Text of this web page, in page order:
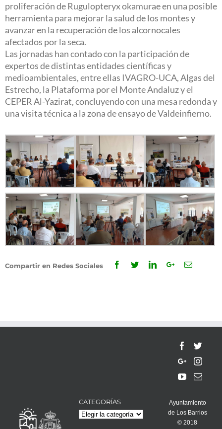
proliferación de Rugulopteryx okamurae en una posible
herramienta para mejorar la salud de los montes y
avanzar en la recuperación de los alcornocales
afectados por la seca.
Las jornadas han contado con la participación de
expertos de distintas entidades científicas y
medioambientales, entre ellas IVAGRO-UCA, Algas del
Estrecho, la Plataforma por el Monte Andaluz y el
CEPER Al-Yazirat, concluyendo con una mesa redonda y
una visita técnica a la zona de ensayo de Valdeinfierno.
Compartir en Redes Sociales Facebook
TwitterLinkedinGoogle+Email
CATEGORÍAS
Categorías
Ayuntamiento
de Los Barrios
© 2018